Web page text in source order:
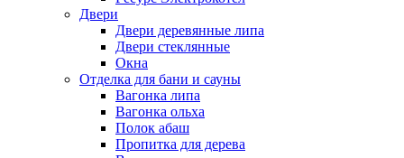
Двери
Двери деревянные липа
Двери стеклянные
Окна
Отделка для бани и сауны
Вагонка липа
Вагонка ольха
Полок абаш
Пропитка для дерева